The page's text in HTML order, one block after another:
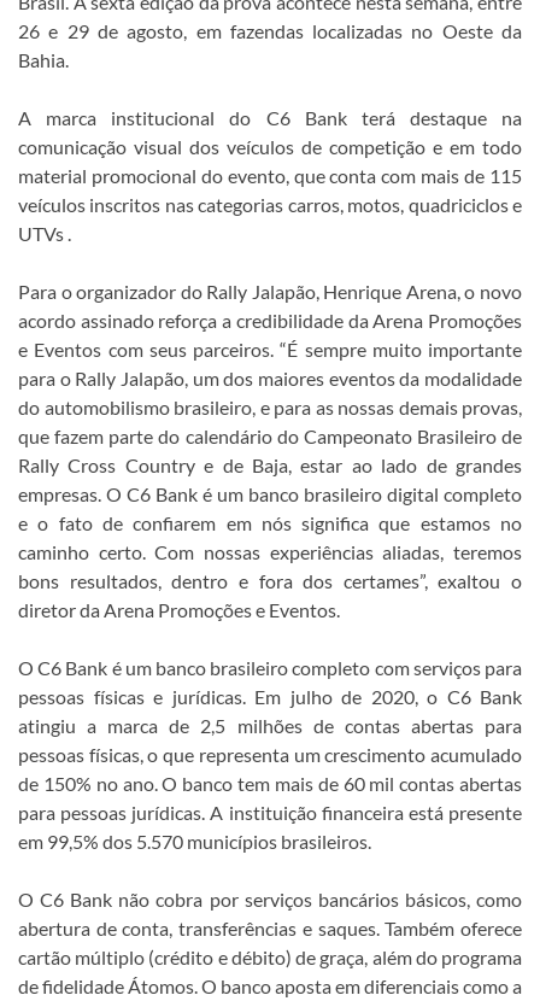
26 e 29 de agosto, em fazendas localizadas no Oeste da
Bahia.
A marca institucional do C6 Bank terá destaque na
comunicação visual dos veículos de competição e em todo
material promocional do evento, que conta com mais de 115
veículos inscritos nas categorias carros, motos, quadriciclos e
UTVs .
Para o organizador do Rally Jalapão, Henrique Arena, o novo
acordo assinado reforça a credibilidade da Arena Promoções
e Eventos com seus parceiros. “É sempre muito importante
para o Rally Jalapão, um dos maiores eventos da modalidade
do automobilismo brasileiro, e para as nossas demais provas,
que fazem parte do calendário do Campeonato Brasileiro de
Rally Cross Country e de Baja, estar ao lado de grandes
empresas. O C6 Bank é um banco brasileiro digital completo
e o fato de confiarem em nós significa que estamos no
caminho certo. Com nossas experiências aliadas, teremos
bons resultados, dentro e fora dos certames”, exaltou o
diretor da Arena Promoções e Eventos.
O C6 Bank é um banco brasileiro completo com serviços para
pessoas físicas e jurídicas. Em julho de 2020, o C6 Bank
atingiu a marca de 2,5 milhões de contas abertas para
pessoas físicas, o que representa um crescimento acumulado
de 150% no ano. O banco tem mais de 60 mil contas abertas
para pessoas jurídicas. A instituição financeira está presente
em 99,5% dos 5.570 municípios brasileiros.
O C6 Bank não cobra por serviços bancários básicos, como
abertura de conta, transferências e saques. Também oferece
cartão múltiplo (crédito e débito) de graça, além do programa
de fidelidade Átomos. O banco aposta em diferenciais como a